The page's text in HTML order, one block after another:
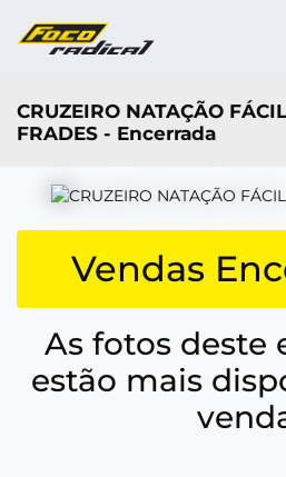
CRUZEIRO NATAÇÃO
FRADES - Encerrada
Vendas
As fotos deste
estão mais